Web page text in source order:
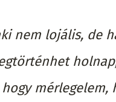
nem lojális, de
mérlegelem,